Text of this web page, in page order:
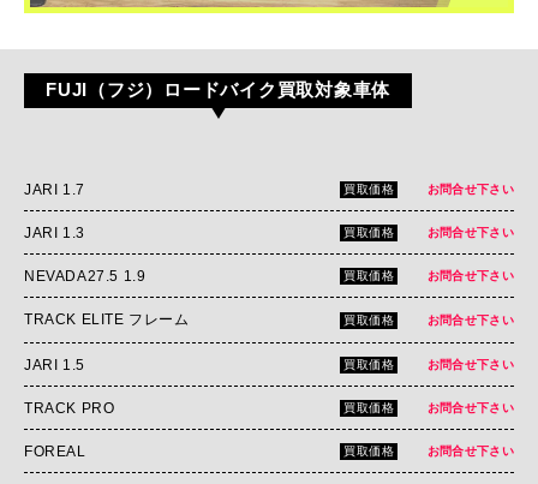
FUJI（フジ）ロードバイク買取対象車体
JARI 1.7 買取価格 お問合せ下さい
JARI 1.3 買取価格 お問合せ下さい
NEVADA27.5 1.9 買取価格 お問合せ下さい
TRACK ELITE フレーム 買取価格 お問合せ下さい
JARI 1.5 買取価格 お問合せ下さい
TRACK PRO 買取価格 お問合せ下さい
FOREAL 買取価格 お問合せ下さい